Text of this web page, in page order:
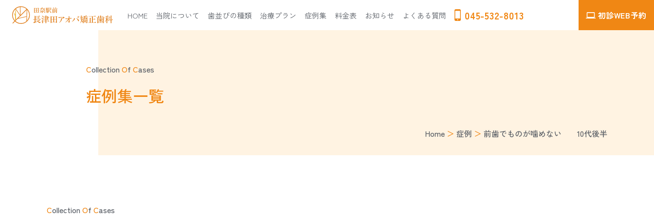
HOME 当院について 歯並びの種類 治療プラン 症例集 料金表 お知らせ よくある質問 045-532-8013 初診WEB予約
Collection Of Cases
症例集一覧
Home ＞ 症例 ＞ 前歯でものが噛めない 10代後半
Collection Of Cases